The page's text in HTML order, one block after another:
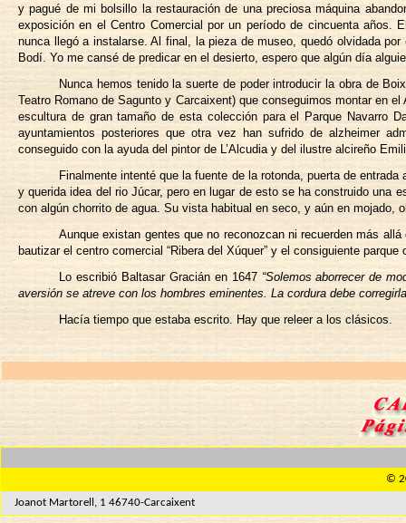
y pagué de mi bolsillo la restauración de una preciosa máquina
exposición en el Centro Comercial por un período de cincuenta años.
nunca llegó a instalarse. Al final, la pieza de museo, quedó olvidada
Bodí. Yo me cansé de predicar en el desierto, espero que algún día
Nunca hemos tenido la suerte de poder introducir la obra de
Teatro Romano de Sagunto y Carcaixent) que conseguimos montar en
escultura de gran tamaño de esta colección para el Parque Navarro
ayuntamientos posteriores que otra vez han sufrido de alzheimer
conseguido con la ayuda del pintor de L’Alcudia y del ilustre alcireño
Finalmente intenté que la fuente de la rotonda, puerta de
y querida idea del rio Júcar, pero en lugar de esto se ha construido
con algún chorrito de agua. Su vista habitual en seco, y aún en
Aunque existan gentes que no reconozcan ni recuerden más
bautizar el centro comercial “Ribera del Xúquer” y el consiguiente
Lo escribió Baltasar Gracián en 1647 “Solemos aborrecer de
aversión se atreve con los hombres eminentes. La cordura debe
Hacía tiempo que estaba escrito. Hay que releer a los clásicos.
©
Joanot Martorell, 1 46740-Carcaixent